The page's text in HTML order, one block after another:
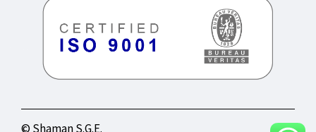
© Shaman S.G.E.